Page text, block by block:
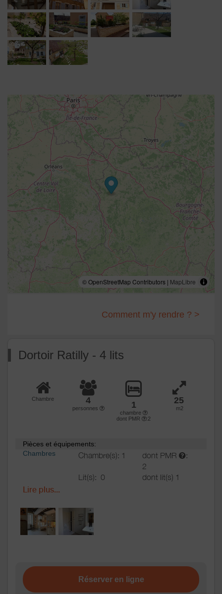
© OpenStreetMap Contributors | MapLibre
Comment m'y rendre ? >
Dortoir Ratilly - 4 lits
Chambre 4
personnes 1
chambre
dont PMR
:2
25
m2
Pièces et équipements:
Chambres
Chambre(s): 1 dont PMR
:
2
Lit(s): 0
dont lit(s) 1
Salle de
bains/Salle
d'eau
Salle de bains avec
douche
Cuisine
Cuisine
Lire plus...
Réserver en ligne